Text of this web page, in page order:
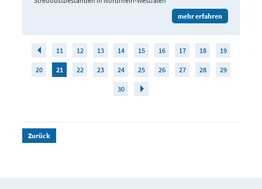
mehr erfahren
11 12 13 14 15 16 17 18 19
20 21 22 23 24 25 26 27 28 29
30
Zurück